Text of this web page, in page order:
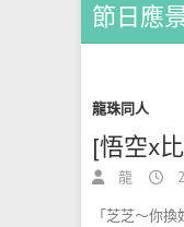
節日應
龍珠同人
[悟空x
龍
「芝芝～你